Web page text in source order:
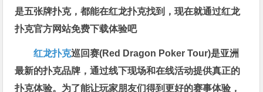
是五张牌扑克，都能在红龙扑克找到，现在就通过红龙
扑克官方网站免费下载体验吧
红龙扑克巡回赛​(Red Dragon Poker Tour)是亚洲
最新的扑克品牌，通过线下现场和在线活动提供真正的
扑克体验。为了能让玩家朋友们得到更好的赛事体验，